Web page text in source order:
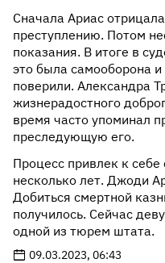
Сначала Ариас
преступлению. Потом
показания. В итоге в
это была самооборона
поверили. Александра
жизнерадостного
время часто упоминал
преследующую его.
Процесс привлек к
несколько лет. Джоди
Добиться смертной
получилось. Сейчас
одной из тюрем штата.
09.03.2023, 06:43